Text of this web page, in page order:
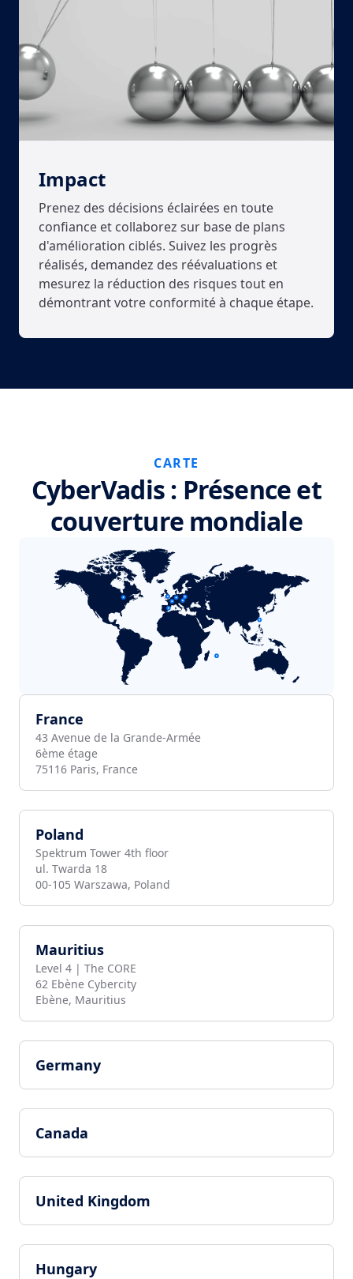
Impact
Prenez des décisions éclairées en toute
confiance et collaborez sur base de plans
d'amélioration ciblés. Suivez les progrès
réalisés, demandez des réévaluations et
mesurez la réduction des risques tout en
démontrant votre conformité à chaque étape.
CARTE
CyberVadis : Présence et
couverture mondiale
France
43 Avenue de la Grande-Armée
6ème étage
75116 Paris, France
Poland
Spektrum Tower 4th floor
ul. Twarda 18
00-105 Warszawa, Poland
Mauritius
Level 4 | The CORE
62 Ebène Cybercity
Ebène, Mauritius
Germany
Canada
United Kingdom
Hungary